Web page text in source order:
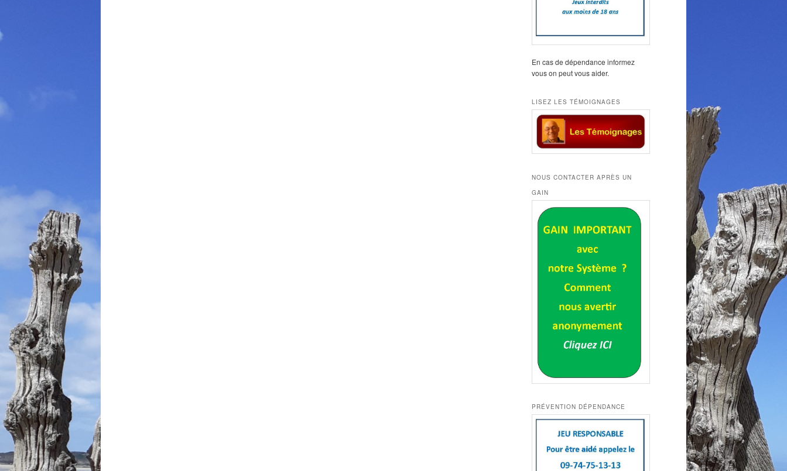
En cas de dépendance informez
vous on peut vous aider.
LISEZ LES TÉMOIGNAGES
NOUS CONTACTER APRÈS UN
GAIN
PRÉVENTION DÉPENDANCE